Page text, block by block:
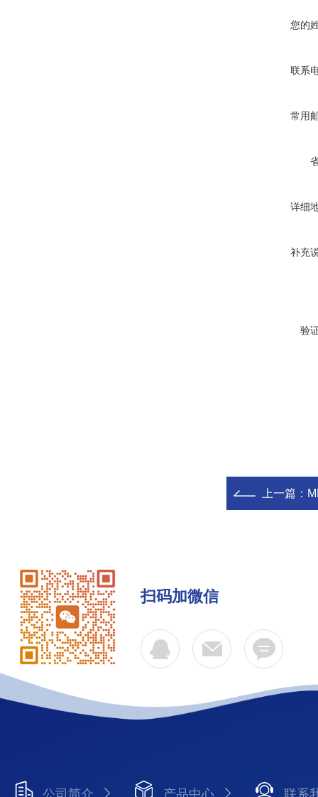
您的
联系
常用
详细
补充
验
上一篇：
扫码加微信
公司简介 产品中心 联系